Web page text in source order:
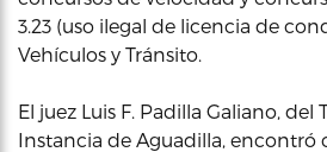
3.23 (uso ilegal de licencia de
Vehículos y Tránsito.
El juez Luis F. Padilla Galiano,
Instancia de Aguadilla, encontró